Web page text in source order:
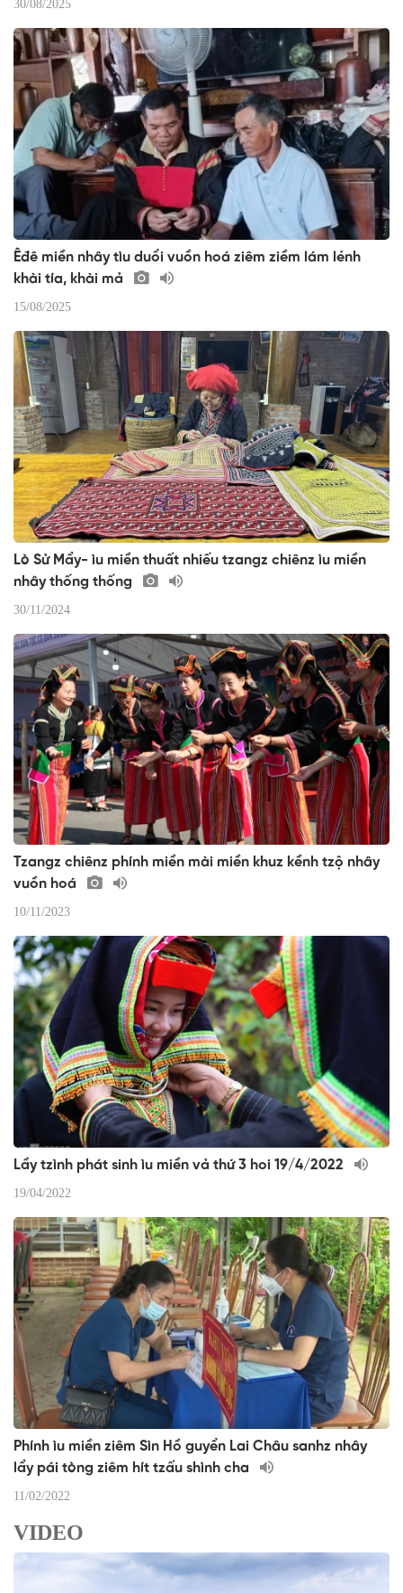
30/08/2025
Êđê miền nhây tìu duổi vuồn hoá ziêm ziềm lám lénh
khài tía, khài mả
15/08/2025
Lò Sử Mẩy- ìu miền thuất nhiếu tzangz chiênz ìu miền
nhây thống thống
30/11/2024
Tzangz chiênz phính miền mài miền khuz kềnh tzộ nhây
vuồn hoá
10/11/2023
Lầy tzình phát sinh ìu miền vả thứ 3 hoi 19/4/2022
19/04/2022
Phính ìu miền ziêm Sìn Hồ guyển Lai Châu sanhz nhây
lẩy pái tòng ziêm hít tzấu shình cha
11/02/2022
VIDEO